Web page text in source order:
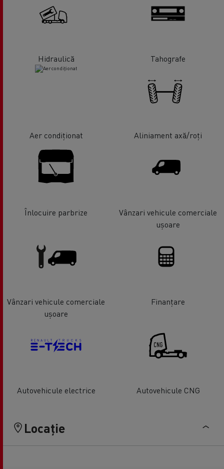
Hidraulică Tahografe
Aer condiționat Aliniament axă/roți
Înlocuire parbrize
Vânzari vehicule comerciale
ușoare
Vânzari vehicule comerciale
ușoare
Finanțare
Autovehicule electrice Autovehicule CNG
Locație